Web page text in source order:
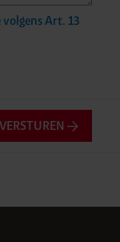
Art. 13
VERSTUREN